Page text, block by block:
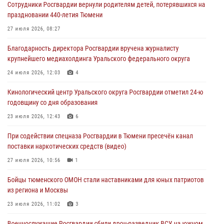
Росгвардейцы в Тюменской области почтили память генерала
армии Ивана Кирилловича Яковлева
05 августа 2026, 11:03
В Тюмени офицер Росгвардии в радиоэфире напомнил гражданам о
мерах безопасного владения оружием
05 августа 2026, 09:56
Военнослужащие Росгвардии сбили дрон-разведчик ВСУ на южном
направлении
05 августа 2026, 05:35
Стальной характер продемонстрировали росгвардейцы в ходе
масштабных спортивных событий на Урале
05 августа 2026, 05:22
Сотрудники Росгвардии вернули родителям детей, потерявшихся на
праздновании 440-летия Тюмени
27 июля 2026, 08:27
Благодарность директора Росгвардии вручена журналисту
крупнейшего медиахолдинга Уральского федерального округа
24 июля 2026, 12:03 4
Кинологический центр Уральского округа Росгвардии отметил 24-ю
годовщину со дня образования
23 июля 2026, 12:43 6
При содействии спецназа Росгвардии в Тюмени пресечён канал
поставки наркотических средств (видео)
27 июля 2026, 10:56 1
Бойцы тюменского ОМОН стали наставниками для юных патриотов
из региона и Москвы
23 июля 2026, 11:02 3